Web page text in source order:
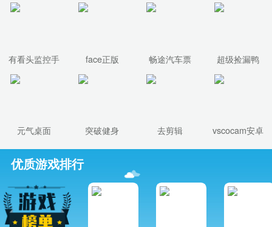
有看头监控手
face正版 畅途汽车票 超级捡漏鸭
元气桌面 突破健身 去剪辑 vscocam安卓
优质游戏排行